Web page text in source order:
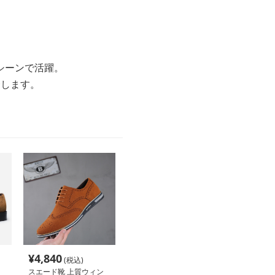
ンで活躍。
ます。
¥4,840(税込)
スエード靴 上質ウィン